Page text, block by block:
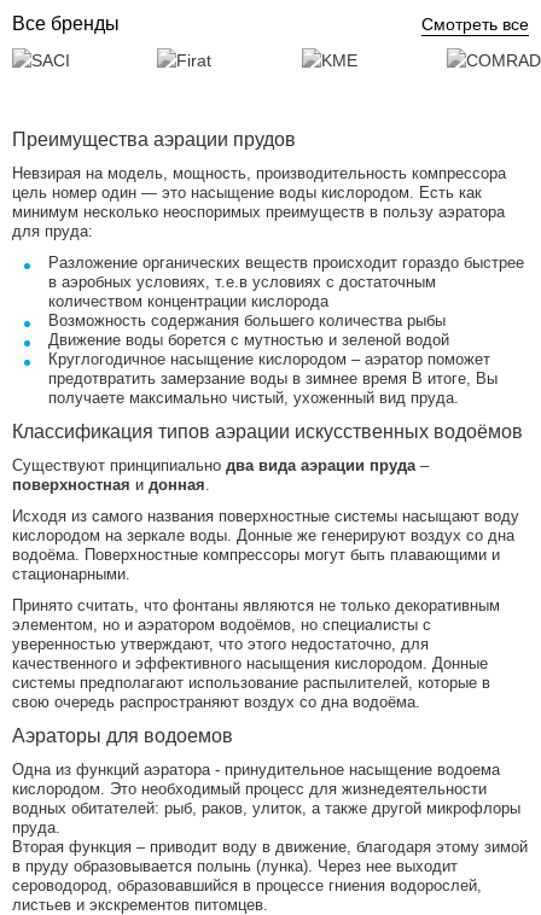
Все бренды Смотреть все
Преимущества аэрации прудов
Невзирая на модель, мощность, производительность компрессора
цель номер один — это насыщение воды кислородом. Есть как
минимум несколько неоспоримых преимуществ в пользу аэратора
для пруда:
Разложение органических веществ происходит гораздо быстрее
в аэробных условиях, т.е.в условиях с достаточным
количеством концентрации кислорода
Возможность содержания большего количества рыбы
Движение воды борется с мутностью и зеленой водой
Круглогодичное насыщение кислородом – аэратор поможет
предотвратить замерзание воды в зимнее время В итоге, Вы
получаете максимально чистый, ухоженный вид пруда.
Классификация типов аэрации искусственных водоёмов
Существуют принципиально два вида аэрации пруда –
поверхностная и донная
Исходя из самого названия поверхностные системы насыщают воду
кислородом на зеркале воды. Донные же генерируют воздух со дна
водоёма. Поверхностные компрессоры могут быть плавающими и
стационарными.
Принято считать, что фонтаны являются не только декоративным
элементом, но и аэратором водоёмов, но специалисты с
уверенностью утверждают, что этого недостаточно, для
качественного и эффективного насыщения кислородом. Донные
системы предполагают использование распылителей, которые в
свою очередь распространяют воздух со дна водоёма.
Аэраторы для водоемов
Одна из функций аэратора - принудительное насыщение водоема
кислородом. Это необходимый процесс для жизнедеятельности
водных обитателей: рыб, раков, улиток, а также другой микрофлоры
пруда.
Вторая функция – приводит воду в движение, благодаря этому зимой
в пруду образовывается полынь (лунка). Через нее выходит
сероводород, образовавшийся в процессе гниения водорослей,
листьев и экскрементов питомцев.